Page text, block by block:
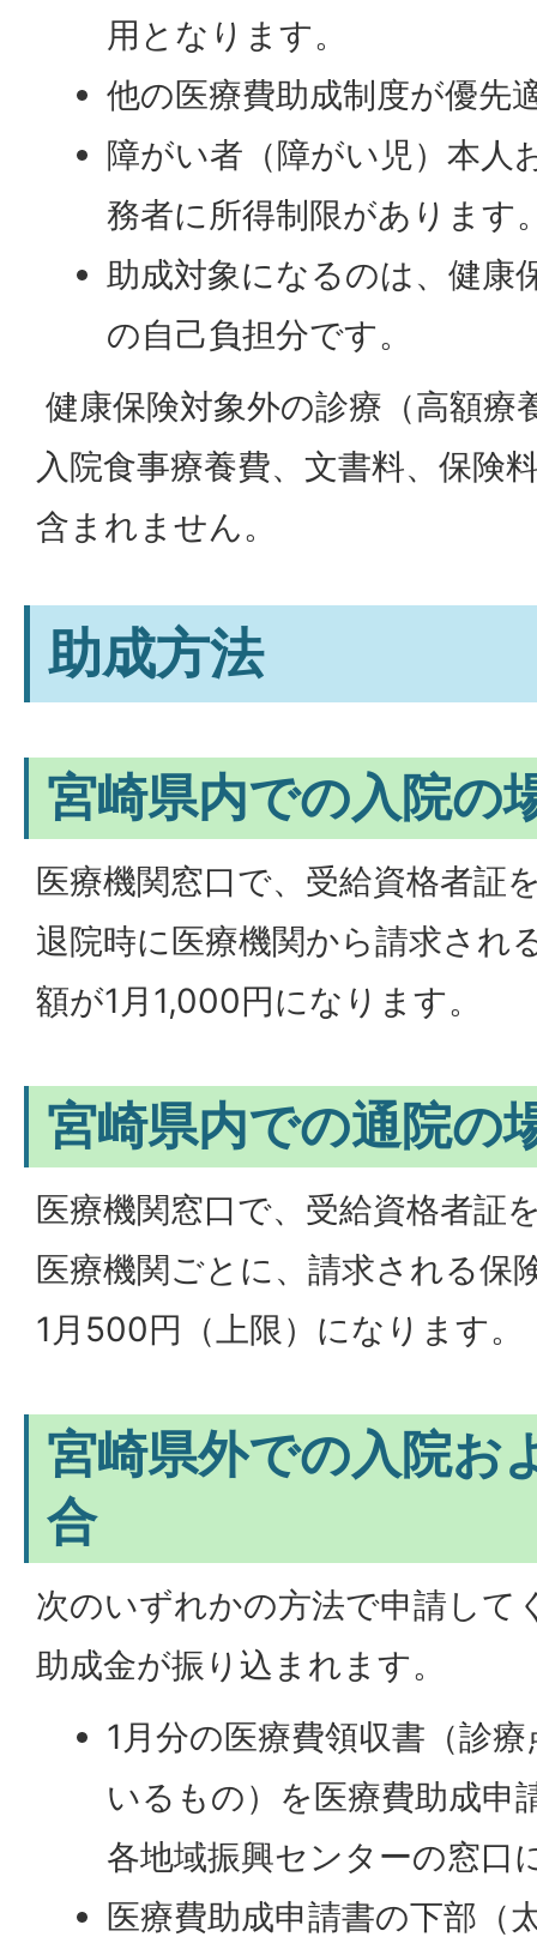
用となります。
他の医療費助成制度が優先
障がい者（障がい児）本人
務者に所得制限があります
助成対象になるのは、健康
の自己負担分です。
健康保険対象外の診療（高額療
入院食事療養費、文書料、保険
含まれません。
助成方法
宮崎県内での入院の
医療機関窓口で、受給資格者証
退院時に医療機関から請求され
額が1月1,000円になります。
宮崎県内での通院の
医療機関窓口で、受給資格者証
医療機関ごとに、請求される保
1月500円（上限）になります。
宮崎県外での入院お
合
次のいずれかの方法で申請して
助成金が振り込まれます。
1月分の医療費領収書（診
いるもの）を医療費助成申
各地域振興センターの窓口
医療費助成申請書の下部（